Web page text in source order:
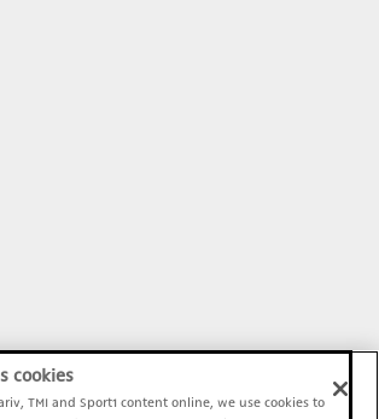
cookies
TMI and Sport1 content online, we use cookies to